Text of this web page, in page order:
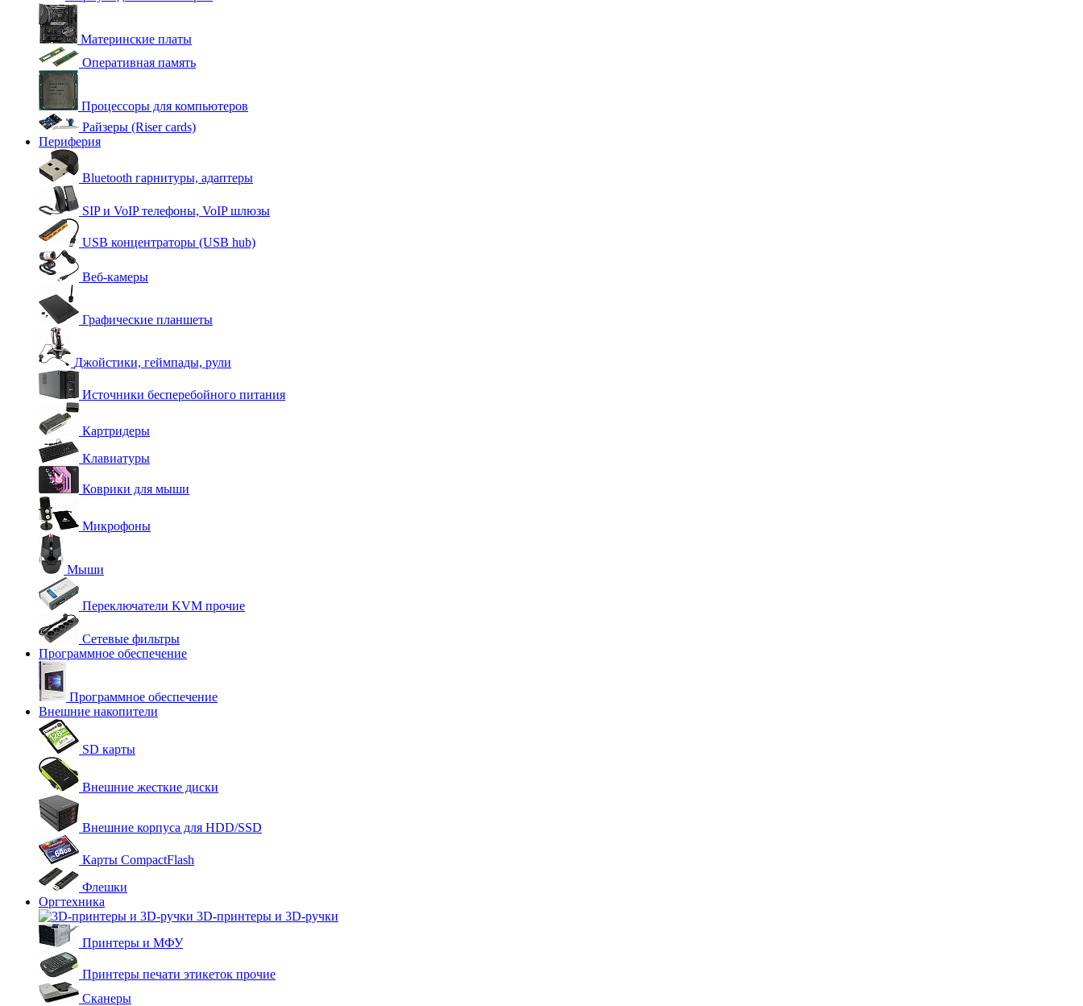
Материнские платы
Оперативная память
Процессоры для компьютеров
Райзеры (Riser cards)
Периферия
Bluetooth гарнитуры, адаптеры
SIP и VoIP телефоны, VoIP шлюзы
USB концентраторы (USB hub)
Веб-камеры
Графические планшеты
Джойстики, геймпады, рули
Источники бесперебойного питания
Картридеры
Клавиатуры
Коврики для мыши
Микрофоны
Мыши
Переключатели KVM прочие
Сетевые фильтры
Программное обеспечение
Программное обеспечение
Внешние накопители
SD карты
Внешние жесткие диски
Внешние корпуса для HDD/SSD
Карты CompactFlash
Флешки
Оргтехника
3D-принтеры и 3D-ручки
Принтеры и МФУ
Принтеры печати этикеток прочие
Сканеры